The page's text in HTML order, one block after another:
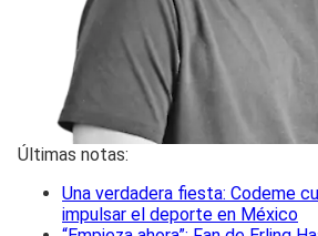
Últimas notas:
Una verdadera fiesta: Codeme
impulsar el deporte en México